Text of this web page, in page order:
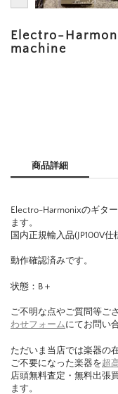
Electro-
machine
商品詳細
Electro-Harmonixのギタ
ます。
国内正規輸入品(JP100V
動作確認済みです。
状態：B＋
ご不明な点やご質問等ご
わせフォームにてお問い
ただいま当店では楽器の
ご不要になった楽器を超
店頭無料査定・無料出張
ます。